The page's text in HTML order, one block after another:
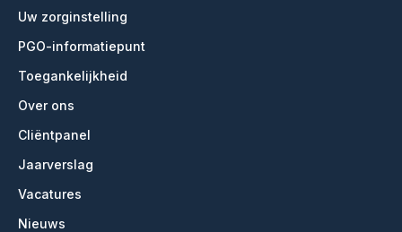
Uw zorginstelling
PGO-informatiepunt
Toegankelijkheid
Over ons
Cliëntpanel
Jaarverslag
Vacatures
Nieuws